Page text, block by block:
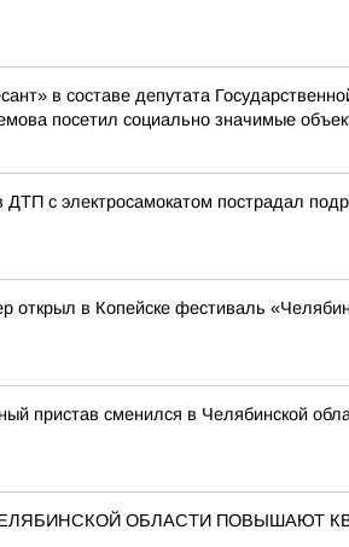
в составе депутата
посетил социально значимые
ДТП с электросамокатом пострадал
открыл в Копейске фестиваль
пристав сменился в Челябинской
ОБЛАСТИ ПОВЫШАЮТ